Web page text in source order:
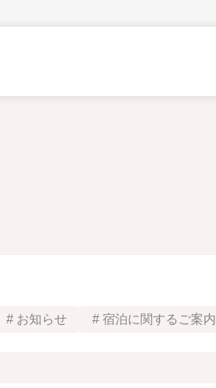
お知らせ 宿泊に関するご案内